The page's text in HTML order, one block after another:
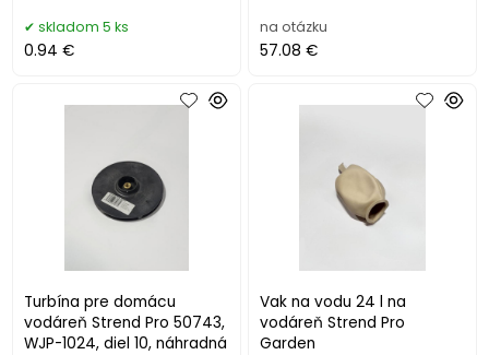
skladom 5 ks
0.94 €
na otázku
57.08 €
Turbína pre domácu
vodáreň Strend Pro 50743,
WJP-1024, diel 10, náhradná
Vak na vodu 24 l na
vodáreň Strend Pro
Garden